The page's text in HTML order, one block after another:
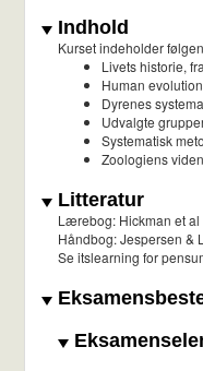
Indhold
Kurset indeholder
Livets historie,
Human evolution
Dyrenes
Udvalgte
Systematisk
Zoologiens
Litteratur
Lærebog: Hickman et al
Håndbog: Jespersen &
Se itslearning for